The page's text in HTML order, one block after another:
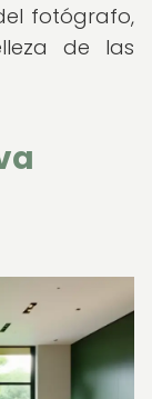
fotógrafo,
de las